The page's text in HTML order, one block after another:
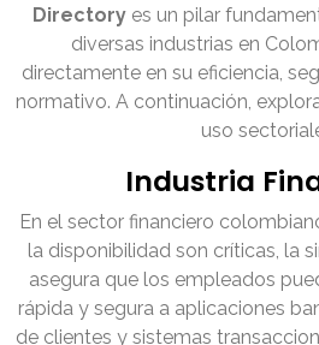
Directoryes un pilar
diversas industrias en
directamente en su eficiencia,
normativo. A continuación,
uso
Industria
En el sector financiero
la disponibilidad son críticas, la
asegura que los empleados
rápida y segura a aplicaciones
de clientes y sistemas